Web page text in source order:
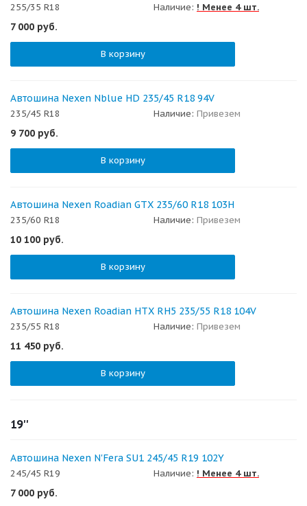
255/35 R18 Наличие: ! Менее 4 шт.
7 000 руб.
В корзину
Автошина Nexen Nblue HD 235/45 R18 94V
235/45 R18 Наличие: Привезем
9 700 руб.
В корзину
Автошина Nexen Roadian GTX 235/60 R18 103H
235/60 R18 Наличие: Привезем
10 100 руб.
В корзину
Автошина Nexen Roadian HTX RH5 235/55 R18 104V
235/55 R18 Наличие: Привезем
11 450 руб.
В корзину
19''
Автошина Nexen N'Fera SU1 245/45 R19 102Y
245/45 R19 Наличие: ! Менее 4 шт.
7 000 руб.